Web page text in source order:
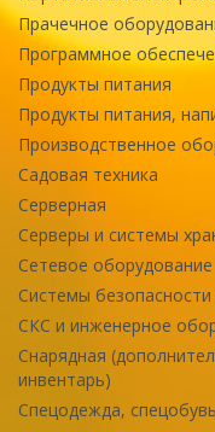
Прачечное
Программное
Продукты питания
Продукты питания,
Производственное
Садовая техника
Серверная
Серверы и системы
Сетевое оборудование
Системы
СКС и инженерное
Снарядная
инвентарь)
Спецодежда, спецобувь